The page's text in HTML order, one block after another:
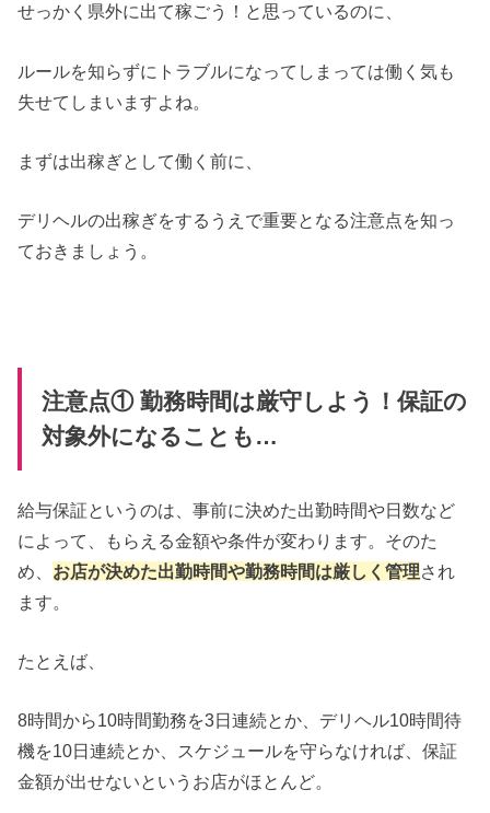
せっかく県外に出て稼ごう！と思っているのに、
ルールを知らずにトラブルになってしまっては働く気も
失せてしまいますよね。
まずは出稼ぎとして働く前に、
デリヘルの出稼ぎをするうえで重要となる注意点を知っ
ておきましょう。
注意点① 勤務時間は厳守しよう！保証の
対象外になることも…
給与保証というのは、事前に決めた出勤時間や日数など
によって、もらえる金額や条件が変わります。そのた
め、 お店が決めた出勤時間や勤務時間は厳しく管理され
ます。
たとえば、
8時間から10時間勤務を3日連続とか、デリヘル10時間待
機を10日連続とか、スケジュールを守らなければ、保証
金額が出せないというお店がほとんど。